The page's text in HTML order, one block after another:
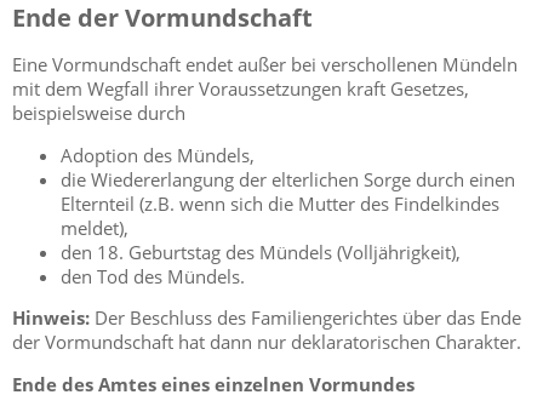
Ende der Vormundschaft
Eine Vormundschaft endet außer bei verschollenen Mündeln
mit dem Wegfall ihrer Voraussetzungen kraft Gesetzes,
beispielsweise durch
Adoption des Mündels,
die Wiedererlangung der elterlichen Sorge durch einen
Elternteil (z.B. wenn sich die Mutter des Findelkindes
meldet),
den 18. Geburtstag des Mündels (Volljährigkeit),
den Tod des Mündels.
Hinweis: Der Beschluss des Familiengerichtes über das Ende
der Vormundschaft hat dann nur deklaratorischen Charakter.
Ende des Amtes eines einzelnen Vormundes